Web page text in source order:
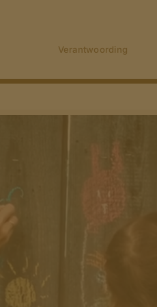
Verantwoording